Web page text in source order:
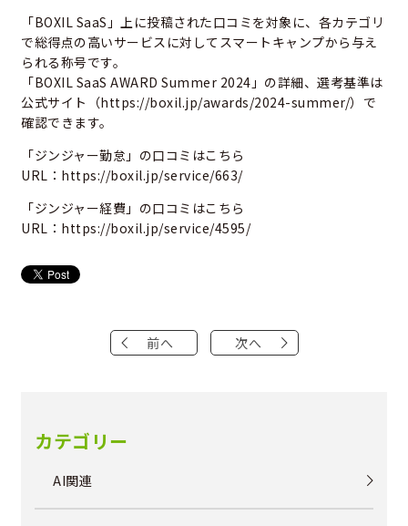
「BOXIL SaaS」上に投稿された口コミを対象に、各カテゴリ
で総得点の高いサービスに対してスマートキャンプから与え
られる称号です。
「BOXIL SaaS AWARD Summer 2024」の詳細、選考基準は
公式サイト（https://boxil.jp/awards/2024-summer/）で
確認できます。
「ジンジャー勤怠」の口コミはこちら
URL： https://boxil.jp/service/663/
「ジンジャー経費」の口コミはこちら
URL： https://boxil.jp/service/4595/
前へ 次へ
カテゴリー
AI関連